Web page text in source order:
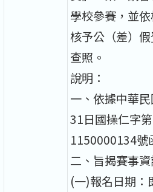
學校參賽，並
核予公（差）
查照。
說明：
一、依據中華
31日國操仁字第
1150000134號
二、旨揭賽事資
(一)報名日期：